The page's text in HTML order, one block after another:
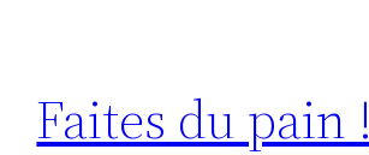
Faites du pain !